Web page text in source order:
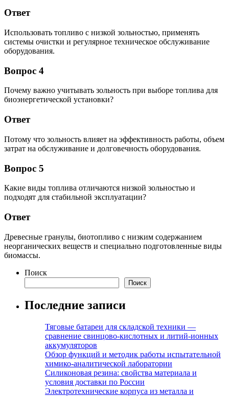
Ответ
Использовать топливо с низкой зольностью, применять
системы очистки и регулярное техническое обслуживание
оборудования.
Вопрос 4
Почему важно учитывать зольность при выборе топлива для
биоэнергетической установки?
Ответ
Потому что зольность влияет на эффективность работы, объем
затрат на обслуживание и долговечность оборудования.
Вопрос 5
Какие виды топлива отличаются низкой зольностью и
подходят для стабильной эксплуатации?
Ответ
Древесные гранулы, биотопливо с низким содержанием
неорганических веществ и специально подготовленные виды
биомассы.
Поиск
Поиск
Последние записи
Тяговые батареи для складской техники —
сравнение свинцово-кислотных и литий-ионных
аккумуляторов
Обзор функций и методик работы испытательной
химико-аналитической лаборатории
Силиконовая резина: свойства материала и
условия доставки по России
Электротехнические корпуса из металла и